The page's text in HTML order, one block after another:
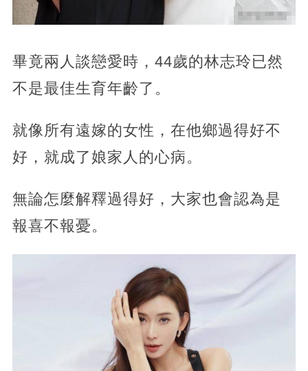
畢竟兩人談戀愛時，44歲的林志玲已然
不是最佳生育年齡了。
就像所有遠嫁的女性，在他鄉過得好不
好，就成了娘家人的心病。
無論怎麼解釋過得好，大家也會認為是
報喜不報憂。